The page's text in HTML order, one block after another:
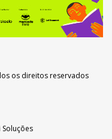
os direitos reservados
Soluções